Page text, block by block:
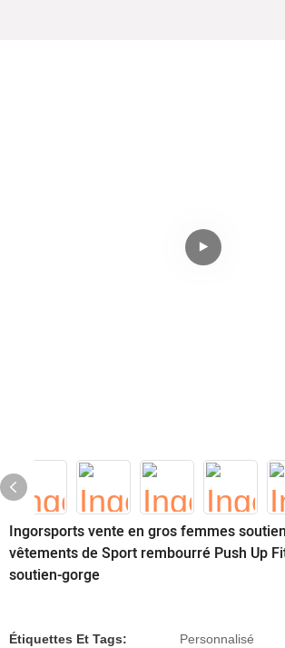
Ingorsports vente en gros femmes
vêtements de Sport rembourré Push Up
soutien-gorge
Étiquettes Et Tags: Personnalisé